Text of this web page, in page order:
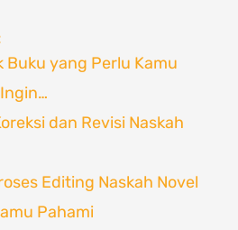
Buku yang Perlu Kamu
dan Revisi Naskah
Editing Naskah Novel
Pahami